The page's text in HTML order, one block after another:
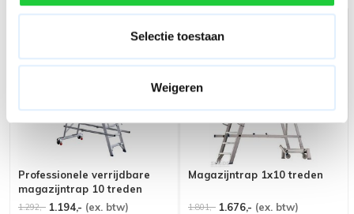
Selectie toestaan
Weigeren
Professionele verrijdbare
magazijntrap 10 treden
1.292,- 1.194,- (ex. btw)
Magazijntrap 1x10 treden
1.801,- 1.676,- (ex. btw)